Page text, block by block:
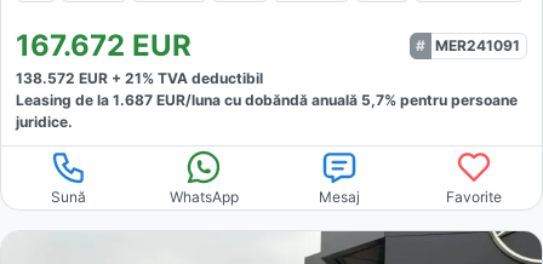
167.672 EUR
MER241091
138.572 EUR + 21% TVA deductibil
Leasing de la 1.687 EUR/luna cu dobăndă anuală 5,7% pentru persoane
juridice.
Sună WhatsApp Mesaj Favorite